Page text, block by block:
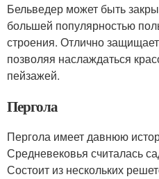
Бельведер может быть
большей популярностью
строения. Отлично
позволяя наслаждаться
пейзажей.
Пергола
Пергола имеет давнюю
Средневековья считалась
Состоит из нескольких